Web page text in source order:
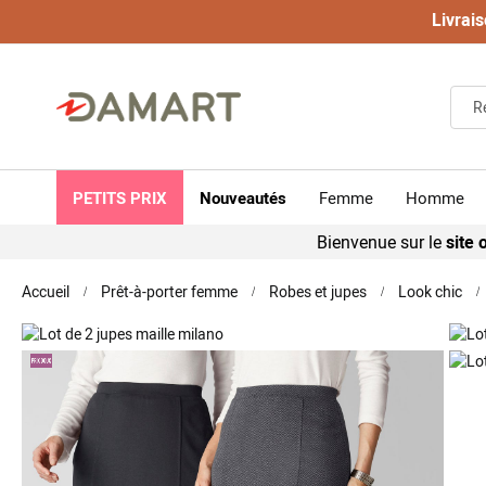
PETITS PRIX Nouveautés Femme Homme
Bienvenue sur lesite
Accueil Prêt-à-porter femme Robes et jupes Look chic
Skip
to
the
images